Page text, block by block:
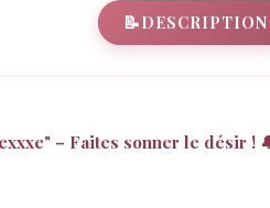
📝DESCRIPTION
– Faites sonner le désir !